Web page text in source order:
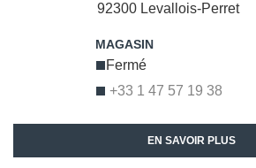
92300 Levallois-Perret
+33 1 47 57 19 38
Fermé
EN SAVOIR PLUS